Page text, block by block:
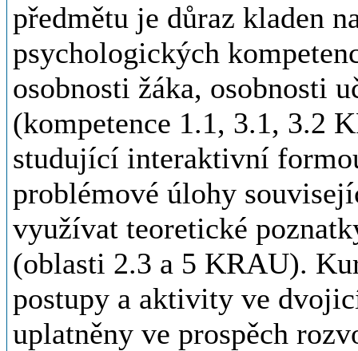
předmětu je důraz kladen
psychologických
osobnosti žáka, osobnosti
(kompetence 1.1, 3.1, 3.2
studující interaktivní
problémové úlohy
využívat teoretické
(oblasti 2.3 a 5 KRAU).
postupy a aktivity ve
uplatněny ve prospěch